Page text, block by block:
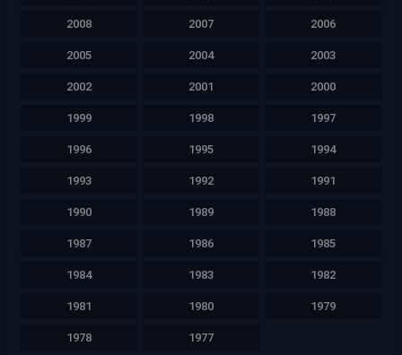
2008 2007 2006
2005 2004 2003
2002 2001 2000
1999 1998 1997
1996 1995 1994
1993 1992 1991
1990 1989 1988
1987 1986 1985
1984 1983 1982
1981 1980 1979
1978 1977